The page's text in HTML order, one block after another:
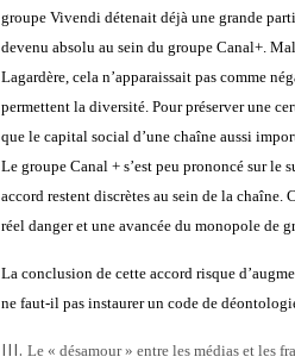
groupe Vivendi détenait déjà une grande
devenu absolu au sein du groupe Canal+.
Lagardère, cela n’apparaissait pas comme
permettent la diversité. Pour préserver une
que le capital social d’une chaîne aussi
Le groupe Canal + s’est peu prononcé sur le
accord restent discrètes au sein de la chaîne.
réel danger et une avancée du monopole de
La conclusion de cette accord risque
ne faut-il pas instaurer un code de
III. Le « désamour » entre les médias et les